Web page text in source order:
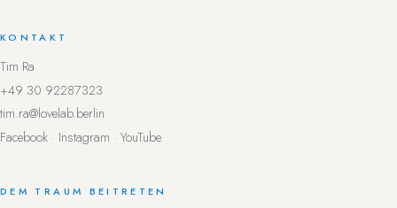
KONTAKT
Tim Ra
+49 30 92287323
tim.ra@lovelab.berlin
Facebook · Instagram · YouTube
DEM TRAUM BEITRETEN